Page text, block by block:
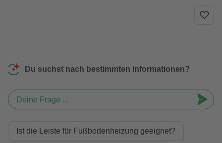
Du suchst nach bestimmten Informationen?
Deine Frage ...
Ist die Leiste für Fußbodenheizung geeignet?